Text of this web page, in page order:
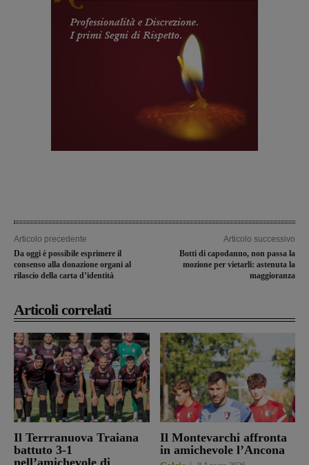
Articolo precedente
Da oggi è possibile esprimere il
consenso alla donazione organi al
rilascio della carta d’identità
Articolo successivo
Botti di capodanno, non passa la
mozione per vietarli: astenuta la
maggioranza
Articoli correlati
Il Terrranuova Traiana
battuto 3-1
nell’amichevole di
Il Montevarchi affronta
in amichevole l’Ancona